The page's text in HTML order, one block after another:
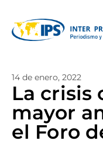
14 de enero, 2022
La crisis
mayor
el Foro